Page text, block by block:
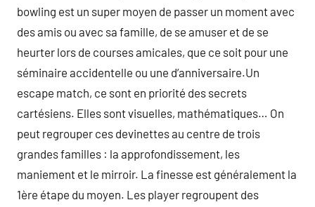
bowling est un super moyen de passer un moment avec
des amis ou avec sa famille, de se amuser et de se
heurter lors de courses amicales, que ce soit pour une
séminaire accidentelle ou une d’anniversaire.Un
escape match, ce sont en priorité des secrets
cartésiens. Elles sont visuelles, mathématiques… On
peut regrouper ces devinettes au centre de trois
grandes familles : la approfondissement, les
maniement et le mirroir. La finesse est généralement la
1ère étape du moyen. Les player regroupent des